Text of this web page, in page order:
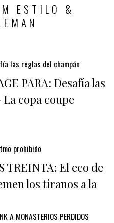
ESTILO &
las reglas del champán
PARA: Desafía las
copa coupe
prohibido
TREINTA: El eco de
los tiranos a la
A MONASTERIOS PERDIDOS